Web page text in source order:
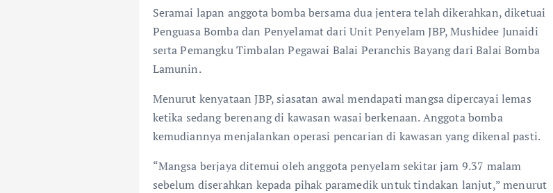
Seramai lapan anggota bomba bersama dua jentera telah dikerahkan, diketuai
Penguasa Bomba dan Penyelamat dari Unit Penyelam JBP, Mushidee Junaidi
serta Pemangku Timbalan Pegawai Balai Peranchis Bayang dari Balai Bomba
Lamunin.
Menurut kenyataan JBP, siasatan awal mendapati mangsa dipercayai lemas
ketika sedang berenang di kawasan wasai berkenaan. Anggota bomba
kemudiannya menjalankan operasi pencarian di kawasan yang dikenal pasti.
“Mangsa berjaya ditemui oleh anggota penyelam sekitar jam 9.37 malam
sebelum diserahkan kepada pihak paramedik untuk tindakan lanjut,” menurut